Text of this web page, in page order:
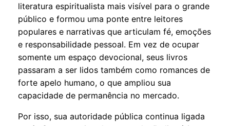
literatura espiritualista mais visível para o grande
público e formou uma ponte entre leitores
populares e narrativas que articulam fé, emoções
e responsabilidade pessoal. Em vez de ocupar
somente um espaço devocional, seus livros
passaram a ser lidos também como romances de
forte apelo humano, o que ampliou sua
capacidade de permanência no mercado.
Por isso, sua autoridade pública continua ligada